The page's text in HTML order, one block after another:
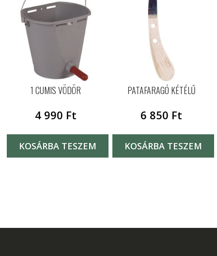
1 CUMIS VÖDÖR
4 990 Ft
KOSÁRBA TESZEM
PATAFARAGÓ KÉTÉLŰ
6 850 Ft
KOSÁRBA TESZEM